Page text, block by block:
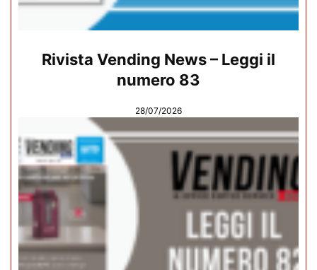
Rivista Vending News – Leggi il
numero 83
28/07/2026